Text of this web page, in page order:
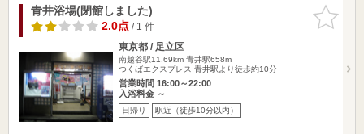
お気に入
りに追加
青井浴場(閉館しました)
2.0点/ 1 件
東京都 / 足立区
南越谷駅11.69km 青井駅658m
つくばエクスプレス 青井駅より徒歩約10分
営業時間 16:00～22:00
入浴料金 ～
日帰り 駅近（徒歩10分以内）